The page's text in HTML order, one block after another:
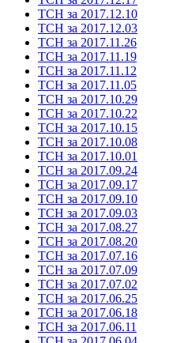
ТСН за 2017.12.10
ТСН за 2017.12.03
ТСН за 2017.11.26
ТСН за 2017.11.19
ТСН за 2017.11.12
ТСН за 2017.11.05
ТСН за 2017.10.29
ТСН за 2017.10.22
ТСН за 2017.10.15
ТСН за 2017.10.08
ТСН за 2017.10.01
ТСН за 2017.09.24
ТСН за 2017.09.17
ТСН за 2017.09.10
ТСН за 2017.09.03
ТСН за 2017.08.27
ТСН за 2017.08.20
ТСН за 2017.07.16
ТСН за 2017.07.09
ТСН за 2017.07.02
ТСН за 2017.06.25
ТСН за 2017.06.18
ТСН за 2017.06.11